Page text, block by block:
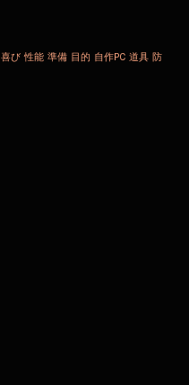
喜び 性能 準備 目的 自作PC 道具 防